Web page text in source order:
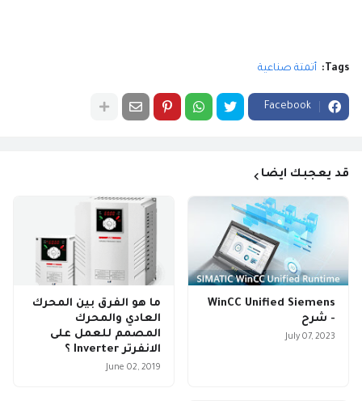
Tags: أتمتة صناعية
Facebook
قد يعجبك ايضا
WinCC Unified Siemens
- شرح
July 07, 2023
ما هو الفرق بين المحرك
العادي والمحرك
المصمم للعمل على
الانفرتر Inverter ؟
June 02, 2019